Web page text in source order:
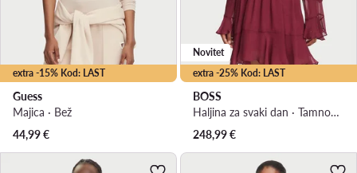
extra -15% Kod: LAST
Guess
Majica · Bež
44,99€
extra -25% Kod: LAST
Novitet
BOSS
Haljina za svaki dan · Tamnocrvena · Mini
248,99€